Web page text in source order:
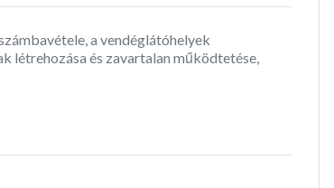
a vendéglátóhelyek
létrehozása és zavartalan működtetése,